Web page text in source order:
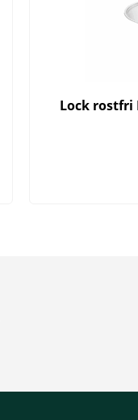
Lock rostfri